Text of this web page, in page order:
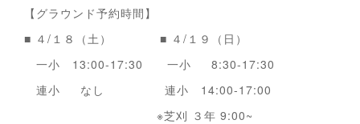
【グラウンド予約時間】
■ ４/１８（土） ■ ４/１９（日）
一小 13:00-17:30 一小 8:30-17:30
連小 なし 連小 14:00-17:00
※芝刈 ３年 9:00~